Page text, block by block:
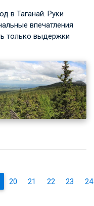
в Таганай. Руки
впечатления
только выдержки
20 21 22 23 24